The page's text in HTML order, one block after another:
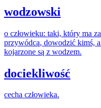
wodzowski
o człowieku: taki, który ma
przywódcą, dowodzić kimś,
kojarzone są z wodzem.
dociekliwość
cecha człowieka.